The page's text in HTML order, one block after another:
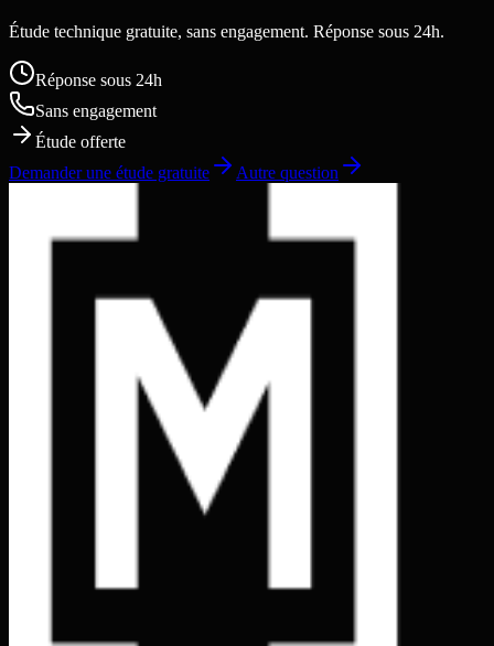
Étude technique gratuite, sans engagement. Réponse sous 24h.
Réponse sous 24h
Sans engagement
Étude offerte
Demander une étude gratuite
Autre question